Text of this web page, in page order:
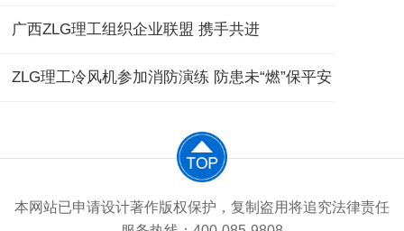
广西ZLG理工组织企业联盟 携手共进
ZLG理工冷风机参加消防演练 防患未“燃”保平安
本网站已申请设计著作版权保护，复制盗用将追究法律责任